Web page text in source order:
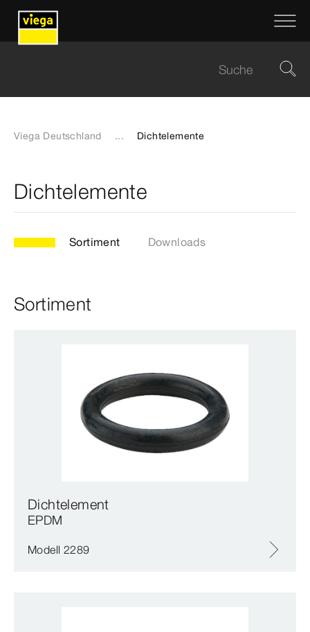
Viega Deutschland ... Dichtelemente
Dichtelemente
Sortiment Downloads
Sortiment
Dichtelement
EPDM
Modell 2289